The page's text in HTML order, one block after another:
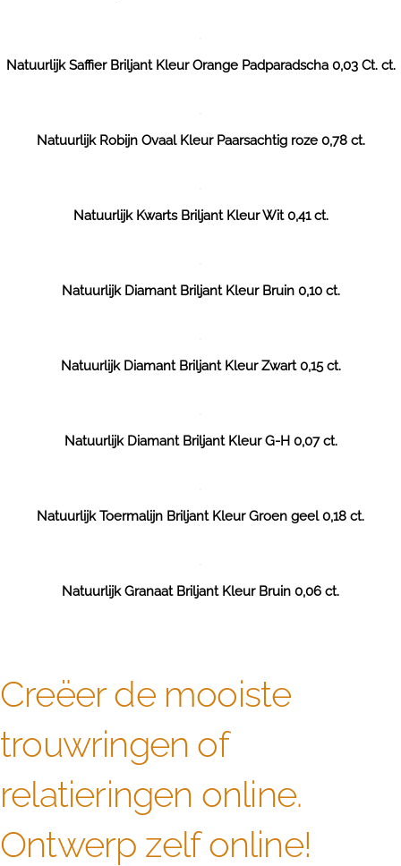
Natuurlijk Saffier Briljant Kleur Orange Padparadscha 0,03 Ct. ct.
Natuurlijk Robijn Ovaal Kleur Paarsachtig roze 0,78 ct.
Natuurlijk Kwarts Briljant Kleur Wit 0,41 ct.
Natuurlijk Diamant Briljant Kleur Bruin 0,10 ct.
Natuurlijk Diamant Briljant Kleur Zwart 0,15 ct.
Natuurlijk Diamant Briljant Kleur G-H 0,07 ct.
Natuurlijk Toermalijn Briljant Kleur Groen geel 0,18 ct.
Natuurlijk Granaat Briljant Kleur Bruin 0,06 ct.
Creëer de mooiste
trouwringen of
relatieringen online.
Ontwerp zelf online!